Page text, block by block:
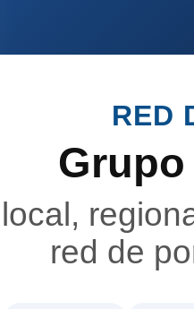
RED
red de